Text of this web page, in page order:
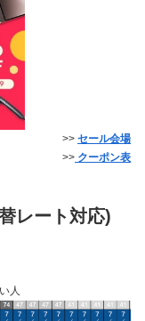
>> セール会場
>> クーポン表
レート対応)
人